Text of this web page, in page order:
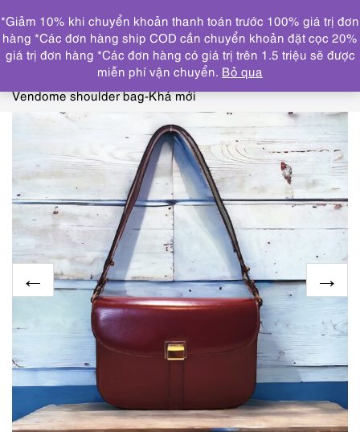
DANH MỤC
Trang chủ THƯƠNG HIỆU NỔI BẬT
OTHERS
3801-Túi đeo vai/đeo chéo-MORABITO Place
Vendome shoulder bag-Khá mới
*Giảm 10% khi chuyển khoản thanh toán trước 100% giá trị đơn
hàng *Các đơn hàng ship COD cần chuyển khoản đặt cọc 20%
giá trị đơn hàng *Các đơn hàng có giá trị trên 1.5 triệu sẽ được
miễn phí vận chuyển. Bỏ qua